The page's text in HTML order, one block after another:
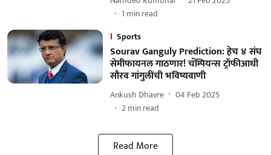
1 min read
Sports
Sourav Ganguly Prediction: हेच ४ संघ
सेमीफायनल गाठणार! चॅम्पियन्स ट्रॉफीआधी
सौरव गांगुलींची भविष्यवाणी
Ankush Dhavre
04 Feb 2025
2min read
Read More